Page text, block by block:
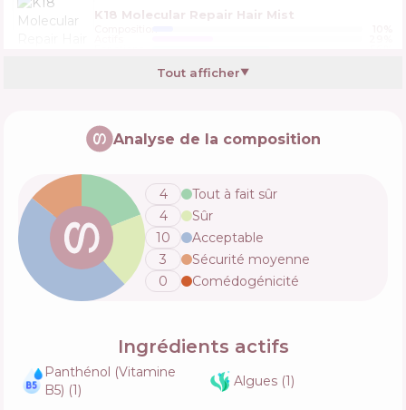
K18 Molecular Repair Hair Mist
Redken Acidic Ph Sealer
Composition
Actifs
K18 AstroLift reparative volume spray
Composition
Actifs
Fonctions
Kerastase Specifique Stimuliste
Composition
Actifs
Fonctions
Tout afficher▼
Analyse de la composition
4
Tout à fait sûr
4
Sûr
10
Acceptable
3
Sécurité moyenne
0
Comédogénicité
Ingrédients actifs
Panthénol (Vitamine
B5) (1)
Algues (1)